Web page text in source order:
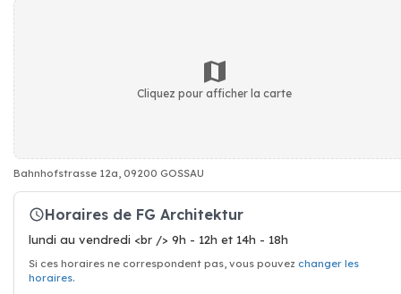
Cliquez pour afficher la carte
Bahnhofstrasse 12a, 09200 GOSSAU
Horaires de FG Architektur
lundi au vendredi <br /> 9h - 12h et 14h - 18h
Si ces horaires ne correspondent pas, vous pouvez changer les
horaires.